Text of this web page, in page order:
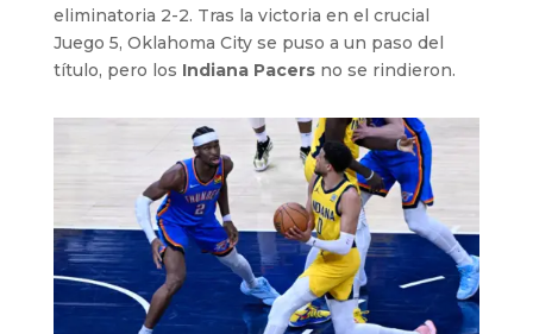
eliminatoria 2-2. Tras la victoria en el crucial
Juego 5, Oklahoma City se puso a un paso del
título, pero los Indiana Pacersno se rindieron.